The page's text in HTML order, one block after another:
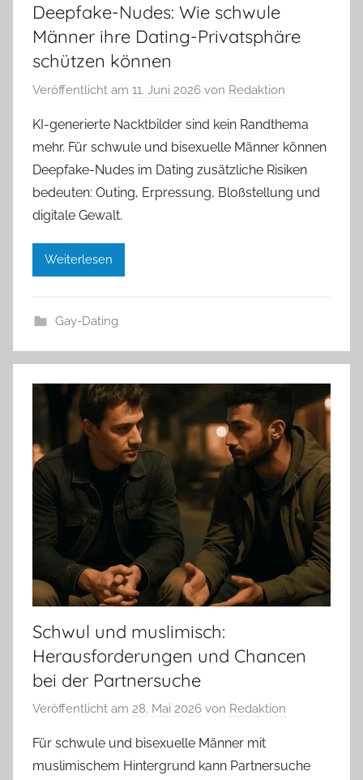
Deepfake-Nudes: Wie schwule
Männer ihre Dating-Privatsphäre
schützen können
Veröffentlicht am 11. Juni 2026 von Redaktion
KI-generierte Nacktbilder sind kein Randthema
mehr. Für schwule und bisexuelle Männer können
Deepfake-Nudes im Dating zusätzliche Risiken
bedeuten: Outing, Erpressung, Bloßstellung und
digitale Gewalt.
Weiterlesen
Gay-Dating
Schwul und muslimisch:
Herausforderungen und Chancen
bei der Partnersuche
Veröffentlicht am 28. Mai 2026 von Redaktion
Für schwule und bisexuelle Männer mit
muslimischem Hintergrund kann Partnersuche